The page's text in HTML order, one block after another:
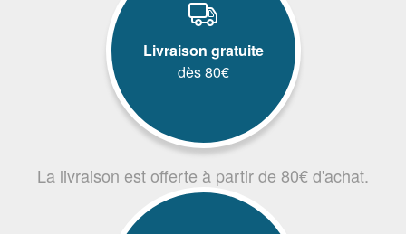
Livraison gratuite
dès 80€
La livraison est offerte à partir de 80€ d'achat.